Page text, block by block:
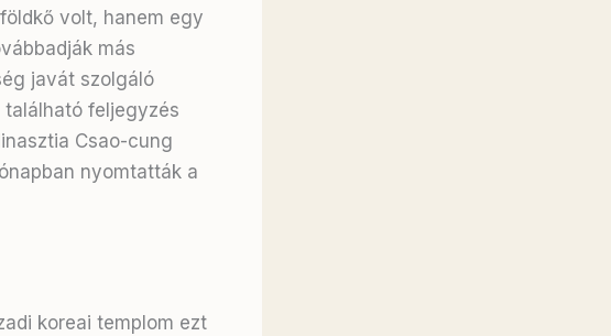
volt, hanem egy
más
javát szolgáló
feljegyzés
Csao-cung
nyomtatták a
koreai templom ezt